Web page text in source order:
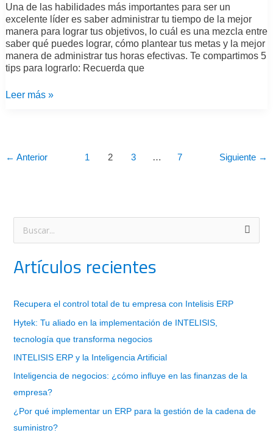
Una de las habilidades más importantes para ser un
excelente líder es saber administrar tu tiempo de la mejor
manera para lograr tus objetivos, lo cuál es una mezcla entre
saber qué puedes lograr, cómo plantear tus metas y la mejor
manera de administrar tus horas efectivas. Te compartimos 5
tips para lograrlo: Recuerda que
5
tips
Leer más »
← Anterior 1 2 3 … 7 Siguiente →
s
a
:
Artículos recientes
Recupera el control total de tu empresa con Intelisis ERP
Hytek: Tu aliado en la implementación de INTELISIS,
tecnología que transforma negocios
INTELISIS ERP y la Inteligencia Artificial
Inteligencia de negocios: ¿cómo influye en las finanzas de la
empresa?
¿Por qué implementar un ERP para la gestión de la cadena de
suministro?